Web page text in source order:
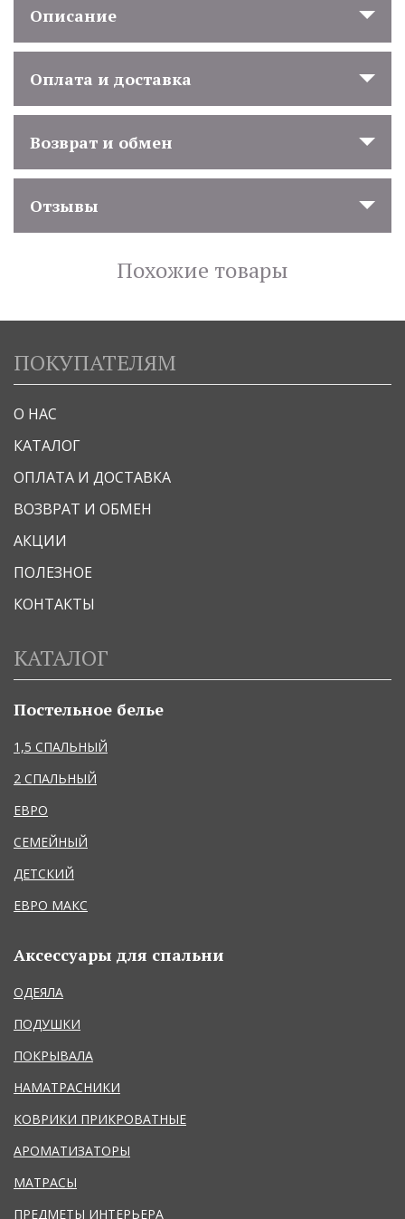
Описание
Оплата и доставка
Возврат и обмен
Отзывы
Похожие товары
ПОКУПАТЕЛЯМ
О НАС
КАТАЛОГ
ОПЛАТА И ДОСТАВКА
ВОЗВРАТ И ОБМЕН
АКЦИИ
ПОЛЕЗНОЕ
КОНТАКТЫ
КАТАЛОГ
Постельное белье
1,5 СПАЛЬНЫЙ
2 СПАЛЬНЫЙ
ЕВРО
СЕМЕЙНЫЙ
ДЕТСКИЙ
ЕВРО МАКС
Аксессуары для спальни
ОДЕЯЛА
ПОДУШКИ
ПОКРЫВАЛА
НАМАТРАСНИКИ
КОВРИКИ ПРИКРОВАТНЫЕ
АРОМАТИЗАТОРЫ
МАТРАСЫ
ПРЕДМЕТЫ ИНТЕРЬЕРА